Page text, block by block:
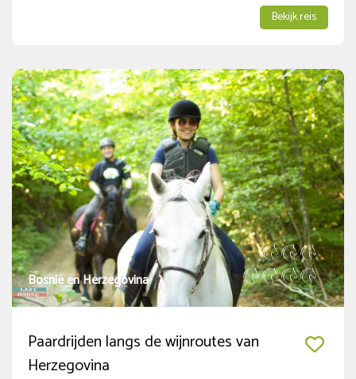
Aankomsten
Periode
Onder de € 500
€ 500 - € 1000
€ 1000 - € 2000
€ 2000 - € 3000
Boven de € 3000
Bekijk reis
Bosnië en Herzegovina
Paardrijden langs de wijnroutes van
Herzegovina